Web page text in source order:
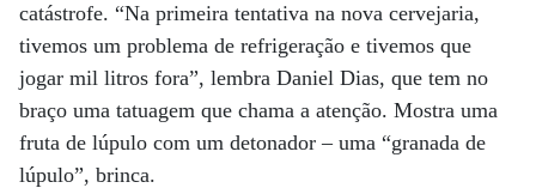
catástrofe. “Na primeira tentativa na nova cervejaria,
tivemos um problema de refrigeração e tivemos que
jogar mil litros fora”, lembra Daniel Dias, que tem no
braço uma tatuagem que chama a atenção. Mostra uma
fruta de lúpulo com um detonador – uma “granada de
lúpulo”, brinca.